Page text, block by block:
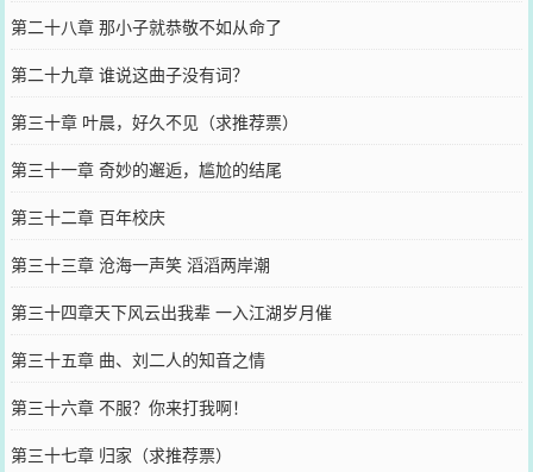
第二十八章 那小子就恭敬不如从命了
第二十九章 谁说这曲子没有词？
第三十章 叶晨，好久不见（求推荐票）
第三十一章 奇妙的邂逅，尴尬的结尾
第三十二章 百年校庆
第三十三章 沧海一声笑 滔滔两岸潮
第三十四章天下风云出我辈 一入江湖岁月催
第三十五章 曲、刘二人的知音之情
第三十六章 不服？你来打我啊！
第三十七章 归家（求推荐票）